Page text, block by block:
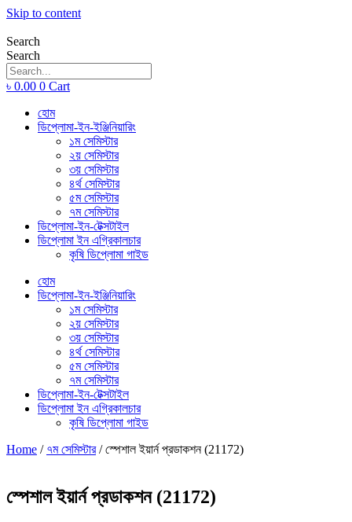
Skip to content
Search
Search
৳ 0.00 0 Cart
হোম
ডিপ্লোমা-ইন-ইঞ্জিনিয়ারিং
১ম সেমিস্টার
২য় সেমিস্টার
৩য় সেমিস্টার
৪র্থ সেমিস্টার
৫ম সেমিস্টার
৭ম সেমিস্টার
ডিপ্লোমা-ইন-টেক্সটাইল
ডিপ্লোমা ইন এগ্রিকালচার
কৃষি ডিপ্লোমা গাইড
হোম
ডিপ্লোমা-ইন-ইঞ্জিনিয়ারিং
১ম সেমিস্টার
২য় সেমিস্টার
৩য় সেমিস্টার
৪র্থ সেমিস্টার
৫ম সেমিস্টার
৭ম সেমিস্টার
ডিপ্লোমা-ইন-টেক্সটাইল
ডিপ্লোমা ইন এগ্রিকালচার
কৃষি ডিপ্লোমা গাইড
Home / ৭ম সেমিস্টার/ স্পেশাল ইয়ার্ন প্রডাকশন (21172)
স্পেশাল ইয়ার্ন প্রডাকশন (21172)